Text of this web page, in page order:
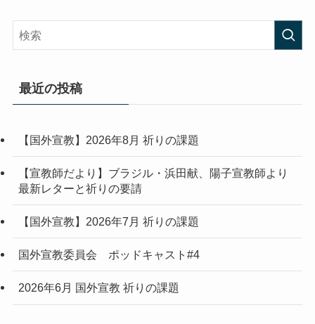
最近の投稿
【国外宣教】2026年8月 祈りの課題
【宣教師だより】ブラジル・浜田献、陽子宣教師より
最新レターと祈りの要請
【国外宣教】2026年7月 祈りの課題
国外宣教委員会 ポッドキャスト#4
2026年6月 国外宣教 祈りの課題